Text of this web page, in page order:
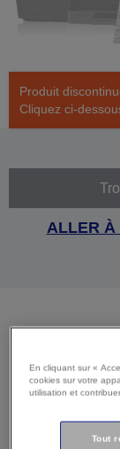
Produit
Cliquez ci-
ALLER À
En cliquant sur «
cookies sur votre
utilisation et
Tout